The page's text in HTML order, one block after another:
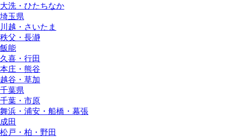
大洗・ひたちなか
埼玉県
川越・さいたま
秩父・長瀞
飯能
久喜・行田
本庄・熊谷
越谷・草加
千葉県
千葉・市原
舞浜・浦安・船橋・幕張
成田
松戸・柏・野田